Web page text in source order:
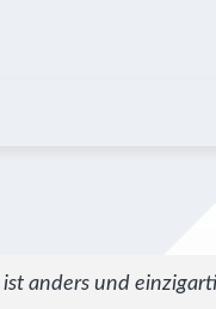
ist anders und